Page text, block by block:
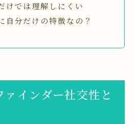
では理解しにくい
分だけの特徴なの？
インダー社交性と